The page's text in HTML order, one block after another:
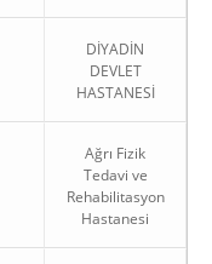
DİYADİN
DEVLET
HASTANESİ
Ağrı Fizik
Tedavi ve
Rehabilitasyon
Hastanesi